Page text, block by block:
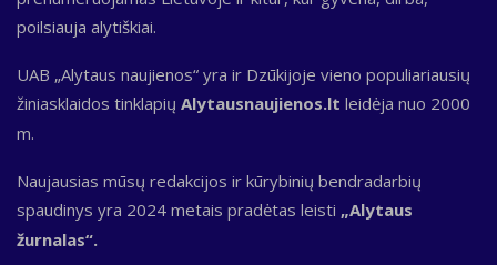
poilsiauja alytiškiai.
UAB „Alytaus naujienos“ yra ir Dzūkijoje vieno populiariausių
žiniasklaidos tinklapių Alytausnaujienos.lt leidėja nuo 2000
m.
Naujausias mūsų redakcijos ir kūrybinių bendradarbių
spaudinys yra 2024 metais pradėtas leisti „Alytaus
žurnalas“.